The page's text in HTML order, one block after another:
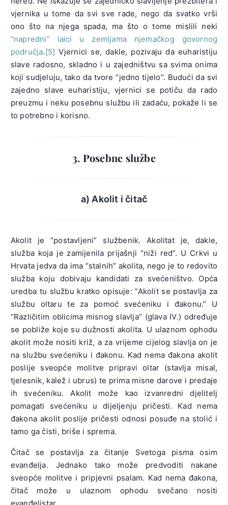
vjernika u tome da svi sve rade, nego da svatko vrši
ono što na njega spada, ma što o tome mislili neki
“napredni” laici u zemljama njemačkog govornog
područja.[5] Vjernici se, dakle, pozivaju da euharistiju
slave radosno, skladno i u zajedništvu sa svima onima
koji sudjeluju, tako da tvore “jedno tijelo”. Budući da svi
zajedno slave euharistiju, vjernici se potiču da rado
preuzmu i neku posebnu službu ili zadaću, pokaže li se
to potrebno i korisno.
3. Posebne službe
a) Akolit i čitač
Akolit je “postavljeni” službenik. Akolitat je, dakle,
služba koja je zamijenila prijašnji “niži red”. U Crkvi u
Hrvata jedva da ima “stalnih” akolita, nego je to redovito
služba koju dobivaju kandidati za svećeništvo. Opća
uredba tu službu kratko opisuje: “Akolit se postavlja za
službu oltaru te za pomoć svećeniku i đakonu.” U
“Različitim oblicima misnog slavlja” (glava IV.) određuje
se pobliže koje su dužnosti akolita. U ulaznom ophodu
akolit može nositi križ, a za vrijeme cijelog slavlja on je
na službu svećeniku i đakonu. Kad nema đakona akolit
poslije sveopće molitve pripravi oltar (stavlja misal,
tjelesnik, kalež i ubrus) te prima misne darove i predaje
ih svećeniku. Akolit može kao izvanredni djelitelj
pomagati svećeniku u dijeljenju pričesti. Kad nema
đakona akolit poslije pričesti odnosi posuđe na stolić i
tamo ga čisti, briše i sprema.
Čitač se postavlja za čitanje Svetoga pisma osim
evanđelja. Jednako tako može predvoditi nakane
sveopće molitve i pripjevni psalam. Kad nema đakona,
čitač može u ulaznom ophodu svečano nositi